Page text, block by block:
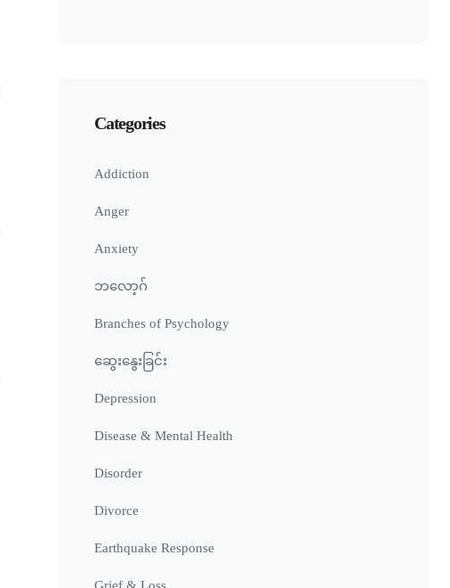
Categories
Addiction
Anger
Anxiety
ဘလော့ဂ်
Branches of Psychology
ဆွေးနွေးခြင်း
Depression
Disease & Mental Health
Disorder
Divorce
Earthquake Response